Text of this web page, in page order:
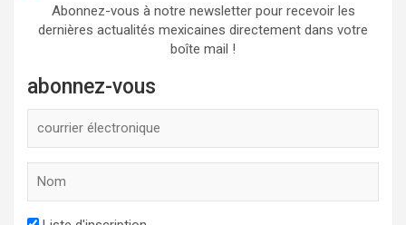
Abonnez-vous à notre newsletter pour recevoir les
dernières actualités mexicaines directement dans votre
boîte mail !
abonnez-vous